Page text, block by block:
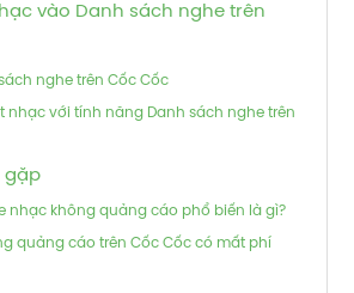
vào Danh sách nghe trên
nghe trên Cốc Cốc
nhạc với tính năng Danh sách nghe trên
gặp
nhạc không quảng cáo phổ biến là gì?
quảng cáo trên Cốc Cốc có mất phí